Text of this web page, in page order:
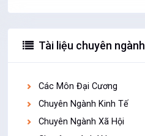
Tài liệu chuyên ngành
Các Môn Đại Cương
Chuyên Ngành Kinh Tế
Chuyên Ngành Xã Hội